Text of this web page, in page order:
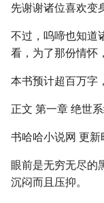
先谢谢诸位喜欢变
不过，呜啼也知道
看，为了那份情怀，
本书预计超百万字
正文 第一章 绝世
书哈哈小说网 更新
眼前是无穷无尽的
沉闷而且压抑。